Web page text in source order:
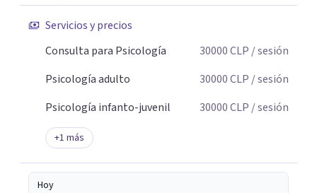
Servicios y precios
Consulta para Psicología
30000CLP / sesión
Psicología adulto
30000CLP / sesión
Psicología infanto-juvenil
30000CLP / sesión
+1 más
Hoy